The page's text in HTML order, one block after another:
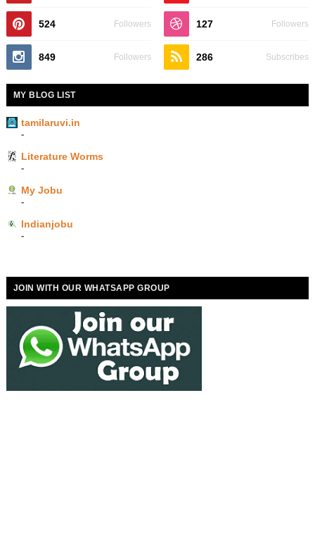
524 Followers 127 Followers
849 Followers 286 Subscribes
MY BLOG LIST
tamilaruvi.in
-
Literature Worms
-
My Jobu
-
Indianjobu
-
JOIN WITH OUR WHATSAPP GROUP